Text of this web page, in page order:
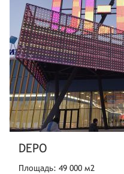
DEPO
Площадь: 49 000 м2